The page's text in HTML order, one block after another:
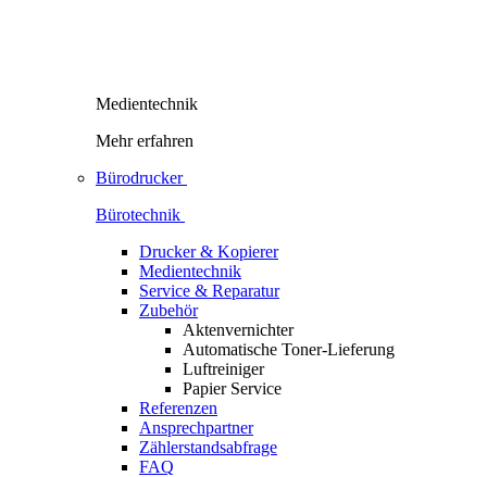
Medientechnik
Mehr erfahren
Bürodrucker
Bürotechnik
Drucker & Kopierer
Medientechnik
Service & Reparatur
Zubehör
Aktenvernichter
Automatische Toner-Lieferung
Luftreiniger
Papier Service
Referenzen
Ansprechpartner
Zählerstandsabfrage
FAQ